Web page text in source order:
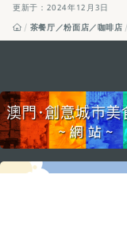
更新于：2024年12月3日
茶餐厅／粉面店／咖啡店
external